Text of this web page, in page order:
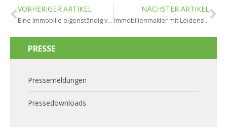
VORHERIGER ARTIKEL
Eine Immobilie eigenständig verkaufen
NÄCHSTER ARTIKEL
Immobilienmakler mit Leidenschaft in Mainz
PRESSE
Pressemeldungen
Pressedownloads